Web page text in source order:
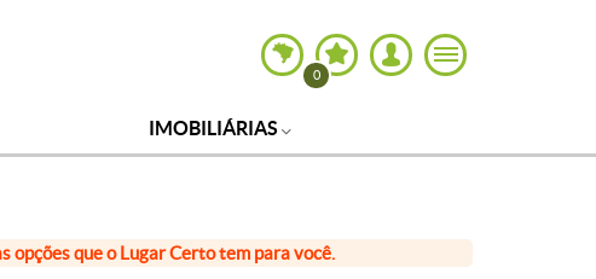
0
IMOBILIÁRIAS
opções que o Lugar Certo tem para você.